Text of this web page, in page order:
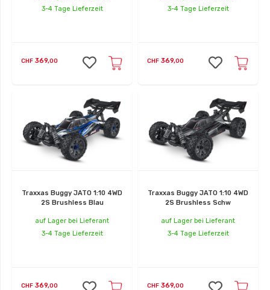
3-4 Tage Lieferzeit
CHF 369,00
3-4 Tage Lieferzeit
CHF 369,00
Traxxas Buggy JATO 1:10 4WD
2S Brushless Blau
auf Lager bei Lieferant
3-4 Tage Lieferzeit
CHF 369,00
Traxxas Buggy JATO 1:10 4WD
2S Brushless Schw
auf Lager bei Lieferant
3-4 Tage Lieferzeit
CHF 369,00